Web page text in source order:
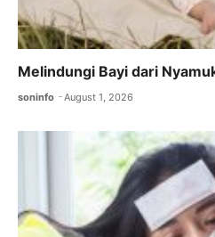
Melindungi Bayi dari
soninfo August 1, 2026